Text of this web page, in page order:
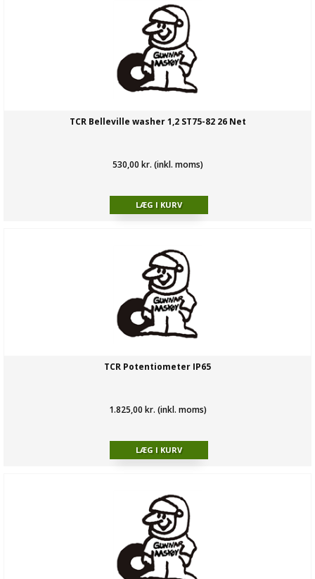
TCR Belleville washer 1,2 ST75-82 26 Net
530,00 kr. (inkl. moms)
TCR Potentiometer IP65
1.825,00 kr. (inkl. moms)